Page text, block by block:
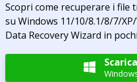
Scopri come recuperare i file
su Windows 11/10/8.1/8/7/
Data Recovery Wizard in
